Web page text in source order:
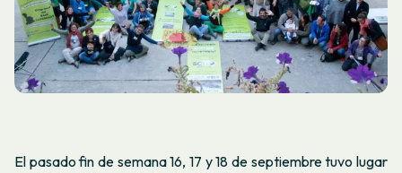
El pasado fin de semana 16, 17 y 18 de septiembre tuvo lugar